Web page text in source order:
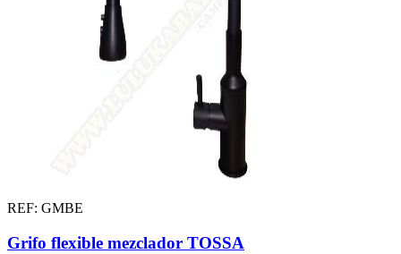
REF: GMBE
Grifo flexible mezclador TOSSA